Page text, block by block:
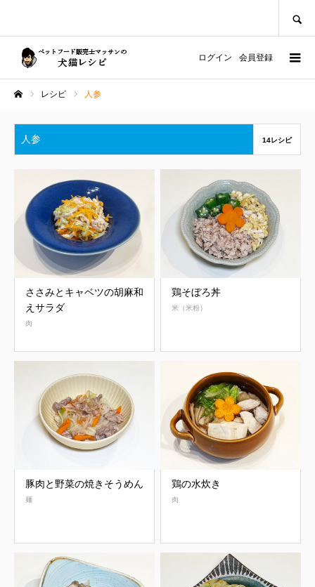
ログイン 会員登録
レシピ 人参
人参 14レシピ
ささみとキャベツの胡麻和
えサラダ
肉
鶏そぼろ丼
米（米粉）
豚肉と野菜の焼きそうめん
麺
鶏の水炊き
肉